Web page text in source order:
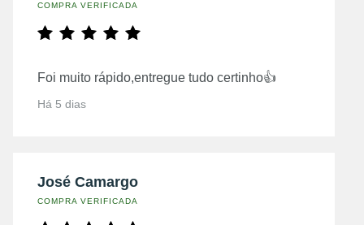
COMPRA VERIFICADA
Foi muito rápido,entregue tudo certinho👍
Há 5 dias
José Camargo
COMPRA VERIFICADA